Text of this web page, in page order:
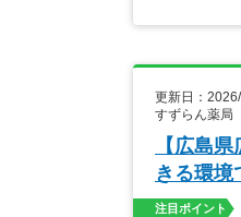
更新日：
すずらん薬
【広島
きる環境
注目ポイント